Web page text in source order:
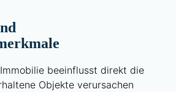
beeinflusst direkt die
Objekte verursachen